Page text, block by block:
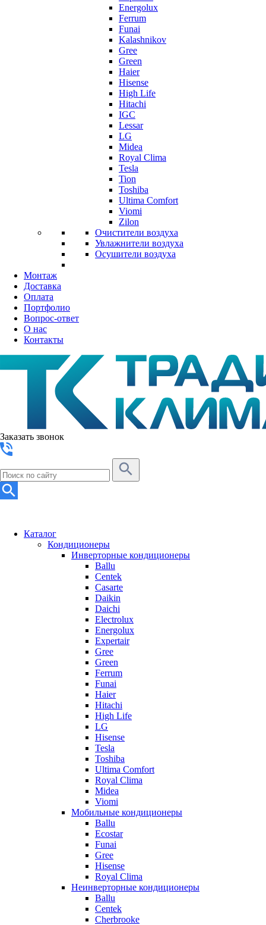
Energolux
Ferrum
Funai
Kalashnikov
Gree
Grеen
Haier
Hisense
High Life
Hitachi
IGC
Lessar
LG
Midea
Royal Clima
Tesla
Tion
Toshiba
Ultima Comfort
Viomi
Zilon
Очистители воздуха
Увлажнители воздуха
Осушители воздуха
Монтаж
Доставка
Оплата
Портфолио
Вопрос-ответ
О нас
Контакты
Заказать звонок
Каталог
Кондиционеры
Инверторные кондиционеры
Ballu
Centek
Casarte
Daikin
Daichi
Electrolux
Energolux
Expertair
Gree
Green
Ferrum
Funai
Haier
Hitachi
High Life
LG
Hisense
Tesla
Toshiba
Ultima Comfort
Royal Clima
Midea
Viomi
Мобильные кондиционеры
Ballu
Ecostar
Funai
Gree
Hisense
Royal Clima
Неинверторные кондиционеры
Ballu
Centek
Cherbrooke